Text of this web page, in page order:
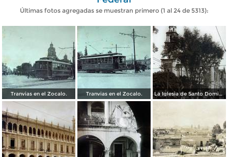
Últimas fotos agregadas se muestran primero (1 al 24 de 5313):
Tranvias en el Zocalo. Tranvias en el Zocalo. La Iglesia de Santo Domingo.